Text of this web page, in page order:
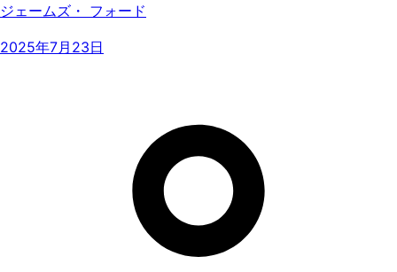
ジェームズ・ フォード
2025年7月23日